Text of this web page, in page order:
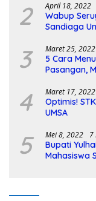
2 April 18, 2022
Wabup
Sandiaga
3 Maret 25, 2022
5 Cara
Pasangan,
4 Maret 17, 2022
Optimis!
UMSA
5 Mei 8, 2022 7
Bupati
Mahasiswa